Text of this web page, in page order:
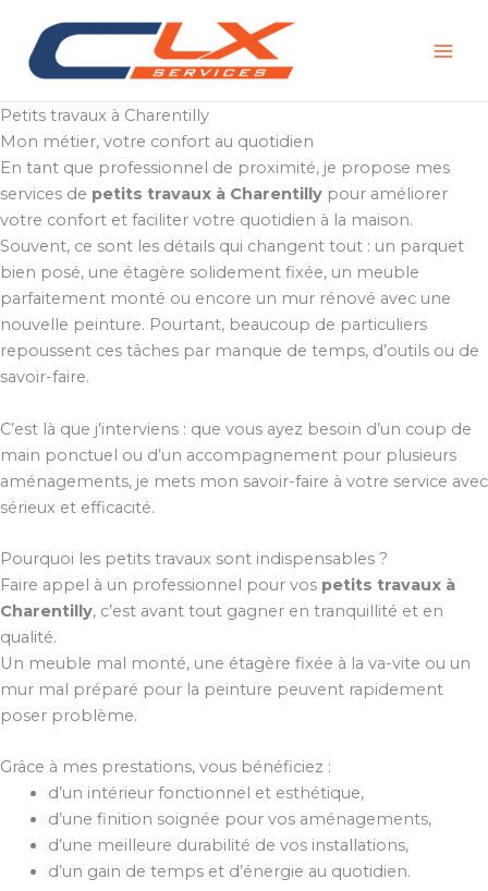
contenu
Petits travaux à Charentilly
Mon métier, votre confort au quotidien
En tant que professionnel de proximité, je propose mes
services de petits travaux à Charentilly pour améliorer
votre confort et faciliter votre quotidien à la maison.
Souvent, ce sont les détails qui changent tout : un parquet
bien posé, une étagère solidement fixée, un meuble
parfaitement monté ou encore un mur rénové avec une
nouvelle peinture. Pourtant, beaucoup de particuliers
repoussent ces tâches par manque de temps, d’outils ou de
savoir-faire.
C’est là que j’interviens : que vous ayez besoin d’un coup de
main ponctuel ou d’un accompagnement pour plusieurs
aménagements, je mets mon savoir-faire à votre service avec
sérieux et efficacité.
Pourquoi les petits travaux sont indispensables ?
Faire appel à un professionnel pour vos petits travaux à
Charentilly, c’est avant tout gagner en tranquillité et en
qualité.
Un meuble mal monté, une étagère fixée à la va-vite ou un
mur mal préparé pour la peinture peuvent rapidement
poser problème.
Grâce à mes prestations, vous bénéficiez :
d’un intérieur fonctionnel et esthétique,
d’une finition soignée pour vos aménagements,
d’une meilleure durabilité de vos installations,
d’un gain de temps et d’énergie au quotidien.